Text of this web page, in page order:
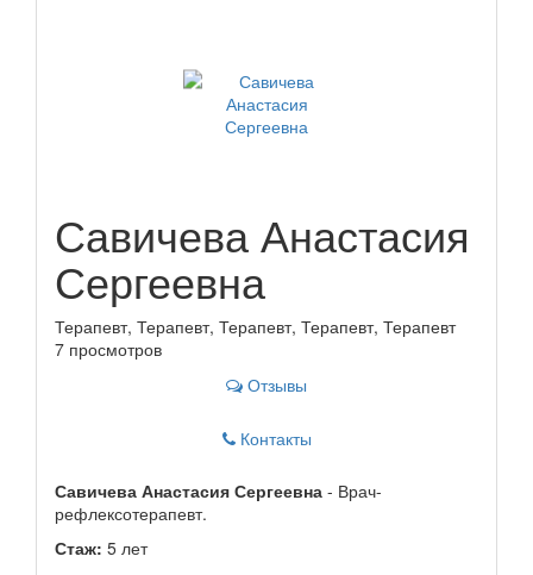
Савичева Анастасия
Сергеевна
Терапевт, Терапевт, Терапевт, Терапевт, Терапевт
7 просмотров
Отзывы
Контакты
Савичева Анастасия Сергеевна - Врач-
рефлексотерапевт.
Стаж: 5 лет